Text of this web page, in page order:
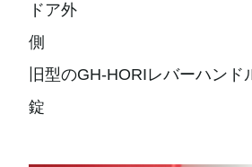
ドア外
旧型のGH-HORIレバーハンド
錠